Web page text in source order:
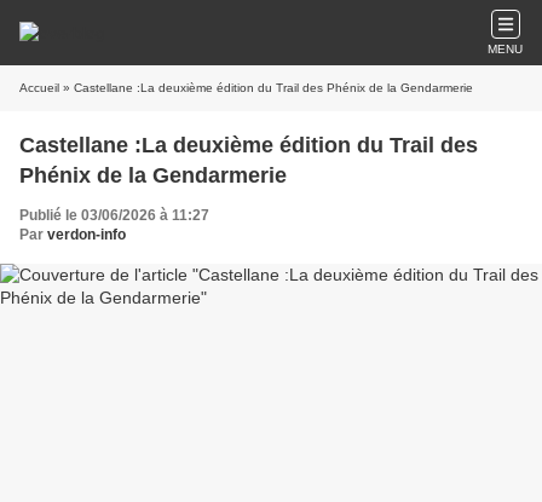
MENU
Accueil » Castellane :La deuxième édition du Trail des Phénix de la Gendarmerie
Castellane :La deuxième édition du Trail des
Phénix de la Gendarmerie
Publié le 03/06/2026 à 11:27
Par verdon-info